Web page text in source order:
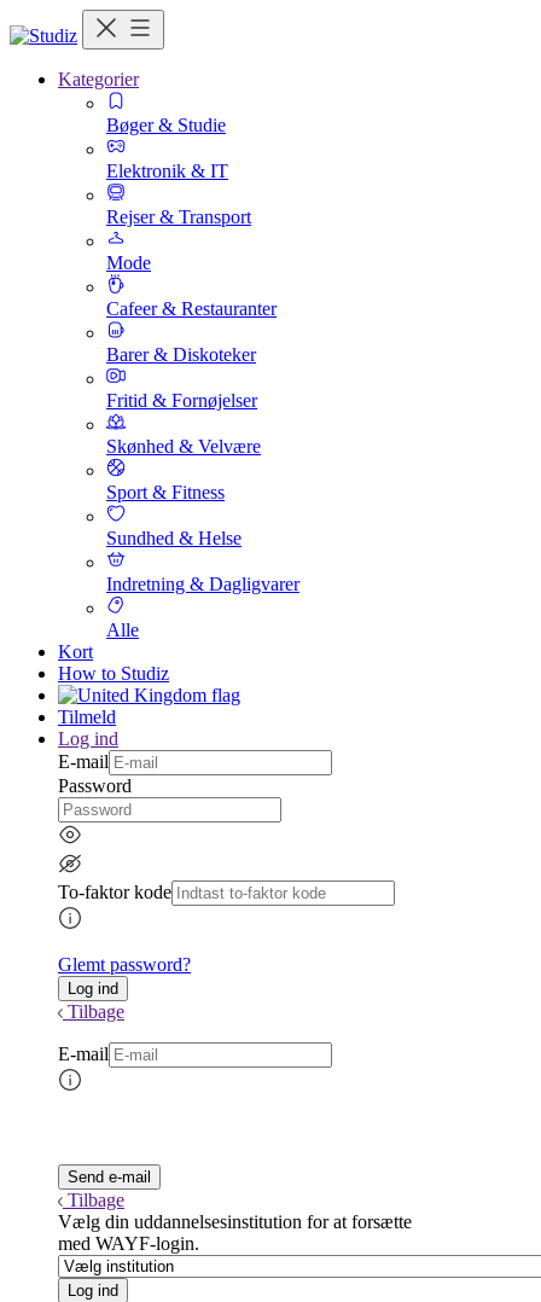
Kategorier
Bøger & Studie
Elektronik & IT
Rejser & Transport
Mode
Cafeer & Restauranter
Barer & Diskoteker
Fritid & Fornøjelser
Skønhed & Velvære
Sport & Fitness
Sundhed & Helse
Indretning & Dagligvarer
Alle
Kort
How to Studiz
Tilmeld
Log ind
E-mail
Password
To-faktor kode
Glemt password?
Tilbage
E-mail
Tilbage
Vælg din uddannelsesinstitution for at forsætte
med WAYF-login.